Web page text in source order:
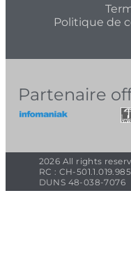
Politique de
Partenaire
2026 All rights
RC : CH-
DUNS 48-038-7076